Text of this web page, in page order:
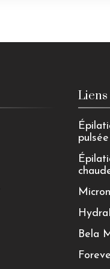
pulsée
Bela